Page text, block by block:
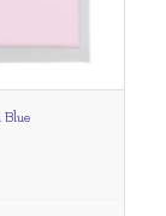
Blue